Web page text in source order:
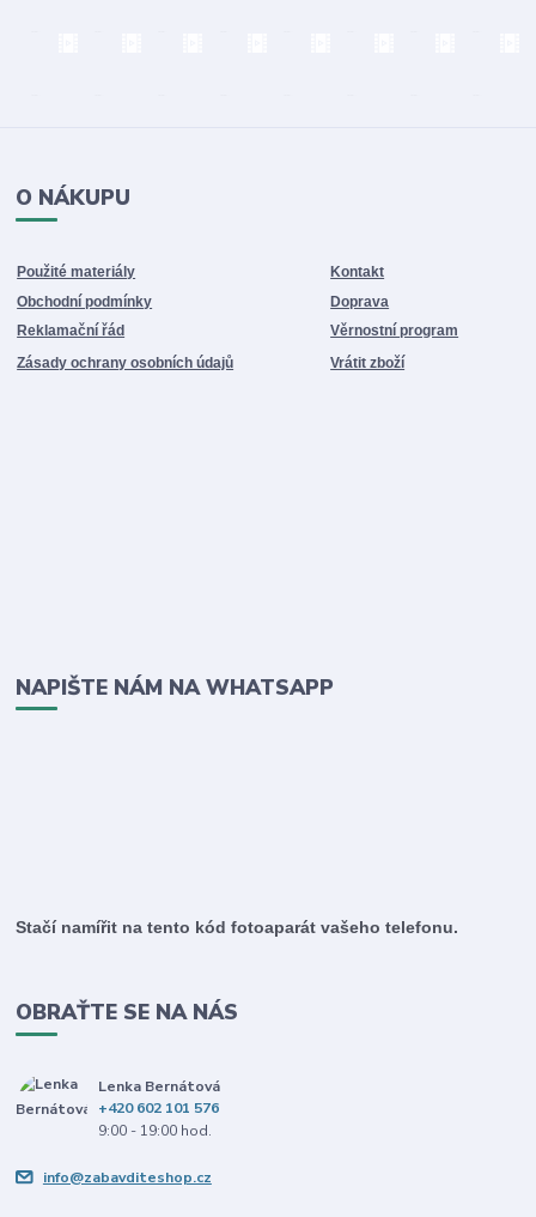
O NÁKUPU
Použité materiály
Kontakt
Obchodní podmínky
Doprava
Reklamační řád
Věrnostní program
Zásady ochrany osobních údajů
Vrátit zboží
NAPIŠTE NÁM NA WHATSAPP
Stačí namířit na tento kód fotoaparát vašeho telefonu.
OBRAŤTE SE NA NÁS
Lenka Bernátová
+420 602 101 576
9:00 - 19:00 hod.
info@zabavditeshop.cz